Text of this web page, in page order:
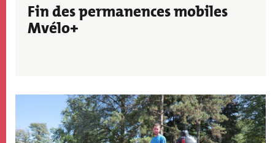
Fin des permanences mobiles
Mvélo+